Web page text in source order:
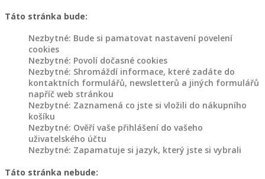
Táto stránka bude:
Nezbytné: Bude si pamatovat nastavení povelení
cookies
Nezbytné: Povolí dočasné cookies
Nezbytné: Shromáždí informace, které zadáte do
kontaktních formulářů, newsletterů a jiných formulářů
napříč web stránkou
Nezbytné: Zaznamená co jste si vložili do nákupního
košíku
Nezbytné: Ověří vaše přihlášení do vašeho
uživatelského účtu
Nezbytné: Zapamatuje si jazyk, který jste si vybrali
Táto stránka nebude: